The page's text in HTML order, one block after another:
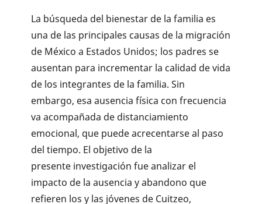
La búsqueda del bienestar de la familia es
una de las principales causas de la migración
de México a Estados Unidos; los padres se
ausentan para incrementar la calidad de vida
de los integrantes de la familia. Sin
embargo, esa ausencia física con frecuencia
va acompañada de distanciamiento
emocional, que puede acrecentarse al paso
del tiempo. El objetivo de la
presente investigación fue analizar el
impacto de la ausencia y abandono que
refieren los y las jóvenes de Cuitzeo,